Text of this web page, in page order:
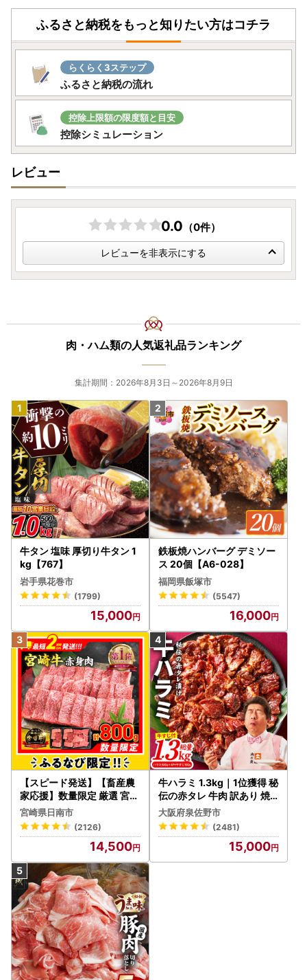
ふるさと納税をもっと知りたい方はコチラ
らくらく3ステップ
ふるさと納税の流れ
控除上限額の限度額と目安
控除シミュレーション
レビュー
0.0 （0件）
レビューを非表示にする
肉・ハム類の人気返礼品ランキング
集計期間：2026年8月3日～2026年8月9日
牛タン 塩味 厚切り牛タン 1
kg【767】
岩手県花巻市
(1799)
15,000
鉄板焼ハンバーグ デミソー
ス 20個【A6-028】
福岡県飯塚市
(5547)
16,000
【スピード発送】【畜産農
家応援】数量限定 厳選 宮崎
牛 赤身 焼肉 計800g FN-Li
mited-PR_BDV5-26-2W
宮崎県日南市
(2126)
14,500
牛ハラミ 1.3kg｜1位獲得 秘
伝の赤タレ 牛肉 訳あり 焼
肉 BBQ
大阪府泉佐野市
(2481)
15,000